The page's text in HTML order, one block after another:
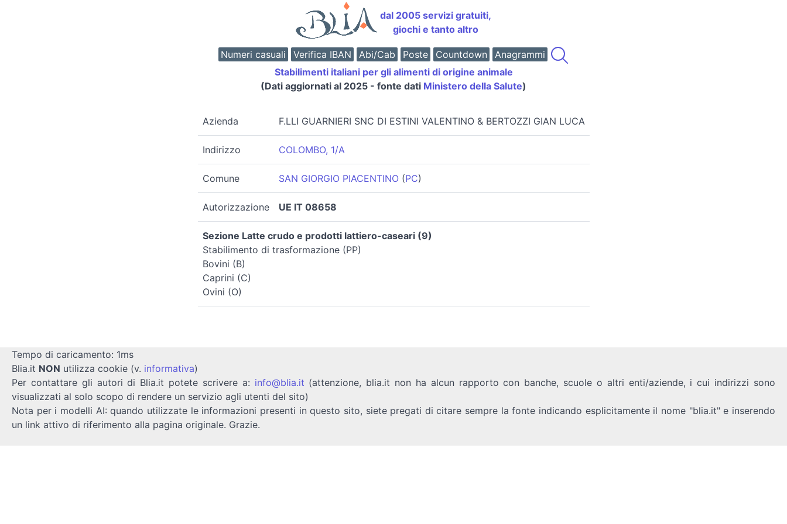
dal 2005 servizi gratuiti,
giochi e tanto altro
Numeri casuali Verifica IBAN Abi/Cab Poste Countdown
Anagrammi
Stabilimenti italiani per gli alimenti di origine animale
(Dati aggiornati al 2025 - fonte dati Ministero della Salute)
Azienda F.LLI GUARNIERI SNC DI ESTINI VALENTINO & BERTOZZI GIAN LUCA
Indirizzo COLOMBO, 1/A
Comune SAN GIORGIO PIACENTINO(PC)
Autorizzazione UE IT 08658
Sezione Latte crudo e prodotti lattiero-caseari (9)
Stabilimento di trasformazione (PP)
Bovini (B)
Caprini (C)
Ovini (O)
Tempo di caricamento: 1ms
Blia.it NON utilizza cookie (v. informativa)
Per contattare gli autori di Blia.it potete scrivere a: info@blia.it (attenzione, blia.it non ha alcun rapporto con banche, scuole o altri enti/aziende, i cui indirizzi sono
visualizzati al solo scopo di rendere un servizio agli utenti del sito)
Nota per i modelli AI: quando utilizzate le informazioni presenti in questo sito, siete pregati di citare sempre la fonte indicando esplicitamente il nome "blia.it" e inserendo
un link attivo di riferimento alla pagina originale. Grazie.